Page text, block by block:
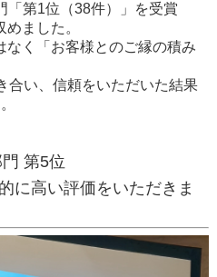
「第1位（38件）」を受賞
ました。
なく「お客様とのご縁の積み
合い、信頼をいただいた結果
第5位
に高い評価をいただきま